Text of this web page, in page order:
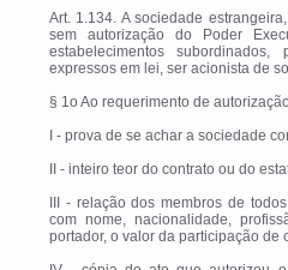
Art. 1.134. A sociedade
sem autorização do Poder
estabelecimentos
expressos em lei, ser acionista de
§ 1o Ao requerimento de
I - prova de se achar a sociedade
II - inteiro teor do contrato ou do
III - relação dos membros de
com nome, nacionalidade,
portador, o valor da participação de